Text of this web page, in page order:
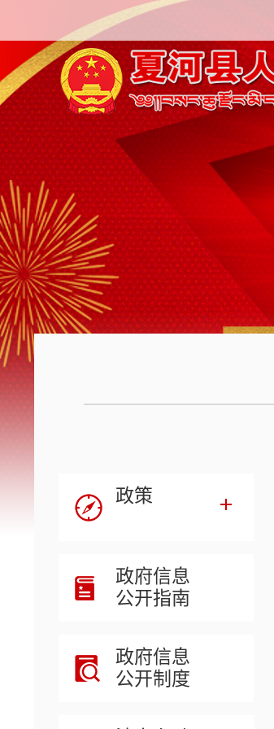
政策
政府信息
公开指南
政府信息
公开制度